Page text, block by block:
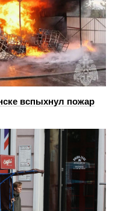
вспыхнул пожар